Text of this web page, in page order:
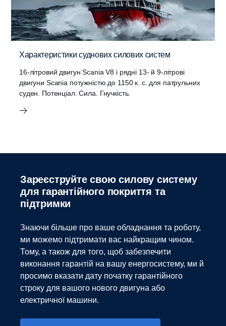
Характеристики суднових силових систем
16-літровий двигун Scania V8 і рядні 13- й 9-літрові
двигуни Scania потужністю до 1150 к. с. для патрульних
суден. Потенціал. Сила. Гнучкість.
Зареєструйте свою силову систему
для гарантійного покриття та
підтримки
Знаючи більше про ваше обладнання та роботу,
ми можемо підтримати вас найкращим чином.
Тому, а також для того, щоб забезпечити
виконання гарантій на вашу енергосистему, ми й
просимо вказати дату початку гарантійного
строку для вашого нового двигуна або
електричної машини.